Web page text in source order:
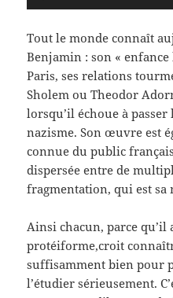
Tout le monde connaît
Benjamin : son «
Paris, ses relations
Sholem ou Theodor
lorsqu’il échoue à
nazisme. Son œuvre est
connue du public
dispersée entre de
fragmentation, qui est
Ainsi chacun, parce
protéiforme,croit
suffisamment bien pour
l’étudier sérieusement.